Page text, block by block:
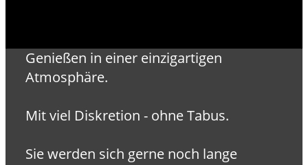
Genießen in einer einzigartigen
Atmosphäre.
Mit viel Diskretion - ohne Tabus.
Sie werden sich gerne noch lange